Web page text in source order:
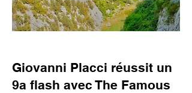
Giovanni Placci réussit un
9a flash avec The Famous